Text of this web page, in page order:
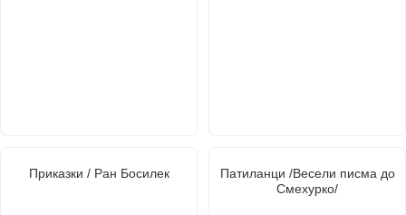
Приказки / Ран Босилек
Патиланци /Весели писма до
Смехурко/